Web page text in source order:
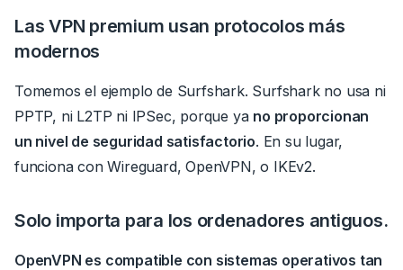
Las VPN premium usan protocolos más
modernos
Tomemos el ejemplo de Surfshark. Surfshark no usa ni
PPTP, ni L2TP ni IPSec, porque ya no proporcionan
un nivel de seguridad satisfactorio. En su lugar,
funciona con Wireguard, OpenVPN, o IKEv2.
Solo importa para los ordenadores antiguos.
OpenVPN es compatible con sistemas operativos tan